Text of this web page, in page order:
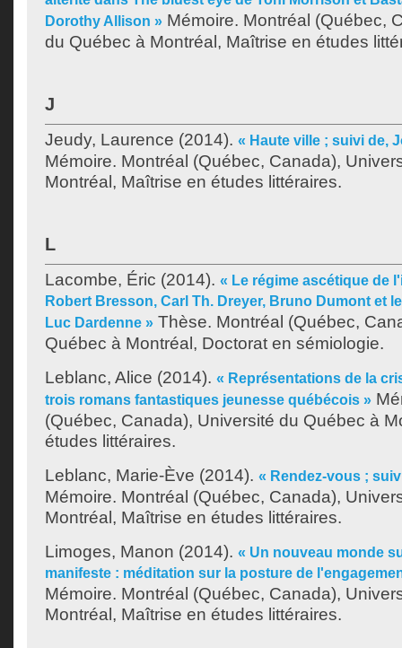
Dorothy Allison » Mémoire. Montréal (Québec,
du Québec à Montréal, Maîtrise en études
J
Jeudy, Laurence (2014). « Haute ville ; suivi de,
Mémoire. Montréal (Québec, Canada),
Montréal, Maîtrise en études littéraires.
L
Lacombe, Éric (2014). « Le régime ascétique de
Robert Bresson, Carl Th. Dreyer, Bruno Dumont et
Luc Dardenne » Thèse. Montréal (Québec,
Québec à Montréal, Doctorat en sémiologie.
Leblanc, Alice (2014). « Représentations de la
trois romans fantastiques jeunesse québécois »
(Québec, Canada), Université du Québec à
études littéraires.
Leblanc, Marie-Ève (2014). « Rendez-vous ;
Mémoire. Montréal (Québec, Canada),
Montréal, Maîtrise en études littéraires.
Limoges, Manon (2014). « Un nouveau monde
manifeste : méditation sur la posture de
Mémoire. Montréal (Québec, Canada),
Montréal, Maîtrise en études littéraires.